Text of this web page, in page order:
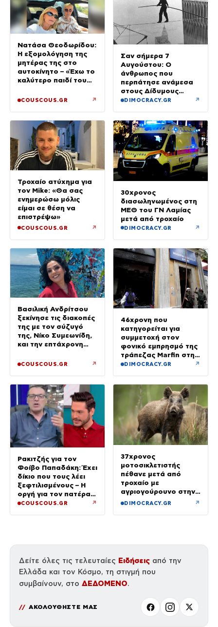
Νατάσα Θεοδωρίδου:
Η εξομολόγηση της
μητέρας της στο
αυτοκίνητο – «Έχω το
καλύτερο παιδί του
COUSCOUS.GR ↗
Σαν σήμερα 7
Αυγούστου: Ο
άνθρωπος που
περπάτησε ανάμεσα
στους Δίδυμους
Πύργους
DIMOCRACY.GR ↗
Τροχαίο ατύχημα για
τον Mike: «Θα σας
ενημερώσω μόλις
είμαι σε θέση να
επιστρέψω»
COUSCOUS.GR ↗
30χρονος
διασωληνωμένος στη
ΜΕΘ του ΓΝ Λαμίας
μετά από τροχαίο
DIMOCRACY.GR ↗
Βασιλική Ανδρίτσου
ξεκίνησε τις διακοπές
της με τον σύζυγό
της, Νίκο Συμεωνίδη,
και την επτάχρονη
COUSCOUS.GR ↗
46χρονη που
κατηγορείται για
συμμετοχή στον
φονικό εμπρησμό της
τράπεζας Marfin στην
Αθήνα
DIMOCRACY.GR ↗
Ρακιτζής για τον
Φοίβο Παπαδάκη: Έχει
δίκιο που τους λέει
ξεφτιλισμένους – Η
οργή για τον πατέρα
του
COUSCOUS.GR ↗
37χρονος
μοτοσικλετιστής
πέθανε μετά από
τροχαίο με
αγριογούρουνο στην
Εύβοια
DIMOCRACY.GR ↗
Δείτε όλες τις τελευταίες Ειδήσεις από την
Ελλάδα και τον Κόσμο, τη στιγμή που
συμβαίνουν, στο ΔΕΔΟΜΕΝΟ.
ΑΚΟΛΟΥΘΗΣΤΕ ΜΑΣ